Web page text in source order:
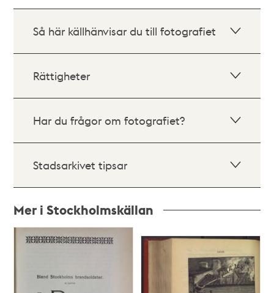
Så här källhänvisar du till fotografiet
Rättigheter
Har du frågor om fotografiet?
Stadsarkivet tipsar
Mer i Stockholmskällan
teman